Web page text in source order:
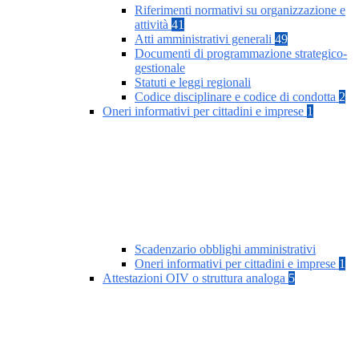
Riferimenti normativi su organizzazione e
attività 41
Atti amministrativi generali 49
Documenti di programmazione strategico-
gestionale
Statuti e leggi regionali
Codice disciplinare e codice di condotta 2
Oneri informativi per cittadini e imprese 1
Scadenzario obblighi amministrativi
Oneri informativi per cittadini e imprese 1
Attestazioni OIV o struttura analoga 5